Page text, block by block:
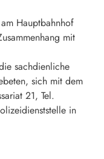
Hauptbahnhof
mit
sachdienliche
sich mit dem
21, Tel.
in